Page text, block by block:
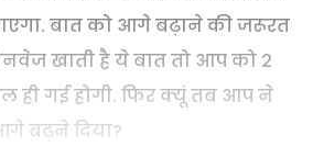
बात को आगे बढ़ाने की जरूरत
खाती है ये बात तो आप को 2
ही गई होगी. फिर क्यूं तब आप ने
बढ़ने दिया?